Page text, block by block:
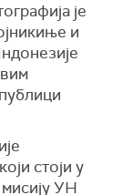
је
и
стоји у
УН